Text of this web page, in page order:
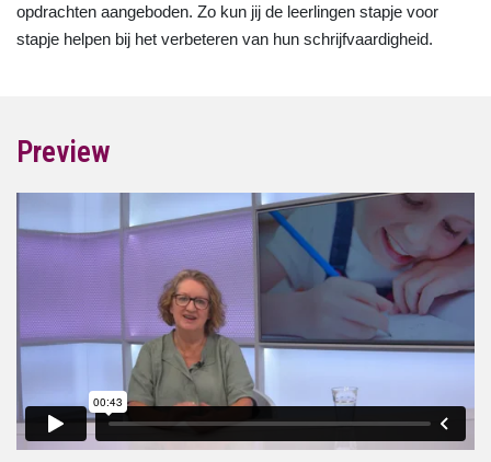
opdrachten aangeboden. Zo kun jij de leerlingen stapje voor
stapje helpen bij het verbeteren van hun schrijfvaardigheid.
Preview